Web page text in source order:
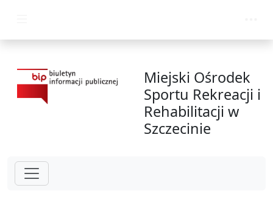
Miejski Ośrodek
Sportu Rekreacji i
Rehabilitacji w
Szczecinie